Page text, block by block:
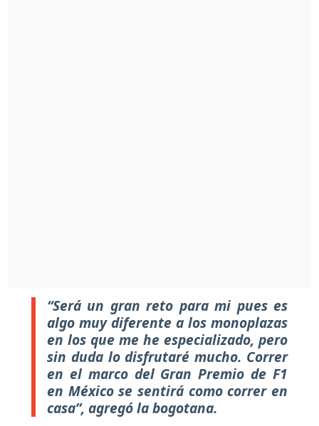
“Será un gran reto para mi pues es
algo muy diferente a los monoplazas
en los que me he especializado, pero
sin duda lo disfrutaré mucho. Correr
en el marco del Gran Premio de F1
en México se sentirá como correr en
casa”, agregó la bogotana.